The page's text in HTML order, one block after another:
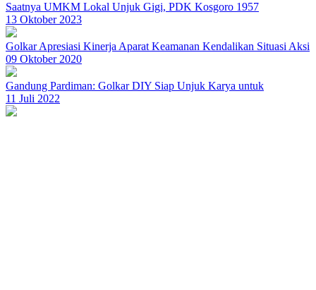
Saatnya UMKM Lokal Unjuk Gigi, PDK Kosgoro 1957
13 Oktober 2023
Golkar Apresiasi Kinerja Aparat Keamanan Kendalikan Situasi Aksi
09 Oktober 2020
Gandung Pardiman: Golkar DIY Siap Unjuk Karya untuk
11 Juli 2022